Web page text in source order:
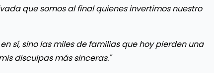
que somos al final quienes invertimos nuestro
sí, sino las miles de familias que hoy pierden una
disculpas más sinceras."